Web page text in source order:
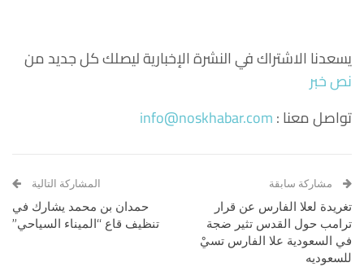
يسعدنا الاشتراك في النشرة الإخبارية ليصلك كل جديد من
نص خبر
تواصل معنا :info@noskhabar.com
مشاركة سابقة
تغريدة لعلا الفارس عن قرار
ترامب حول القدس تثير ضجة
في السعودية علا الفارس تسيْ
للسعوديه
المشاركة التالية
حمدان بن محمد يشارك في
تنظيف قاع “الميناء السياحي”